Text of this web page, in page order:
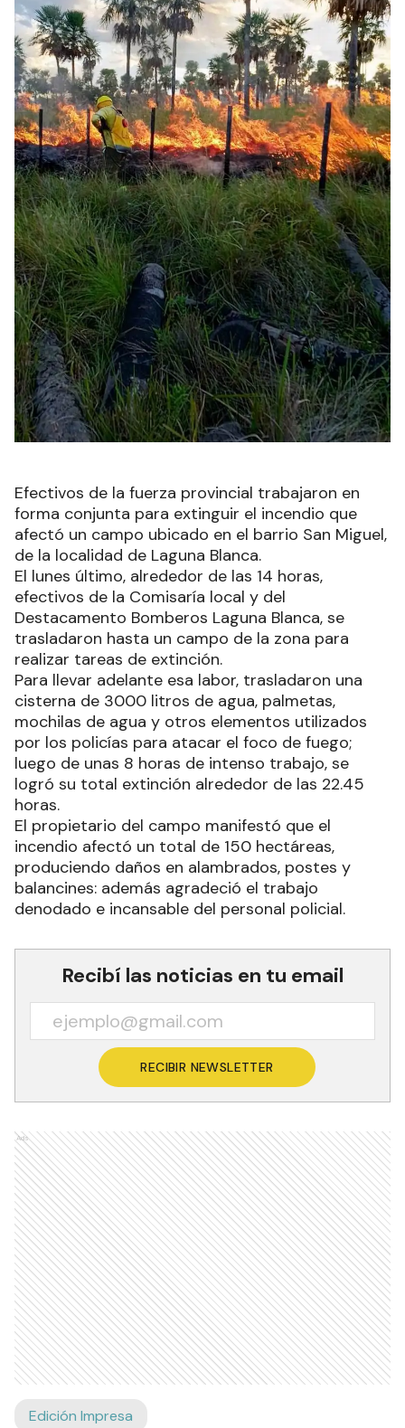
Efectivos de la fuerza provincial trabajaron en
forma conjunta para extinguir el incendio que
afectó un campo ubicado en el barrio San Miguel,
de la localidad de Laguna Blanca.
El lunes último, alrededor de las 14 horas,
efectivos de la Comisaría local y del
Destacamento Bomberos Laguna Blanca, se
trasladaron hasta un campo de la zona para
realizar tareas de extinción.
Para llevar adelante esa labor, trasladaron una
cisterna de 3000 litros de agua, palmetas,
mochilas de agua y otros elementos utilizados
por los policías para atacar el foco de fuego;
luego de unas 8 horas de intenso trabajo, se
logró su total extinción alrededor de las 22.45
horas.
El propietario del campo manifestó que el
incendio afectó un total de 150 hectáreas,
produciendo daños en alambrados, postes y
balancines: además agradeció el trabajo
denodado e incansable del personal policial.
Recibí las noticias en tu email
RECIBIR NEWSLETTER
Ads
Edición Impresa